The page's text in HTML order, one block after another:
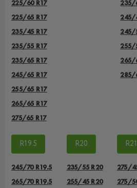
225/60 R17
225/65 R17
235/45 R17
235/55 R17
235/65 R17
245/65 R17
255/65 R17
265/65 R17
275/65 R17
235/
245/
245/
255/
265/
285/
R19.5
245/70 R19.5
265/70 R19.5
R20
235/55 R20
255/45 R20
R21
275/
275/